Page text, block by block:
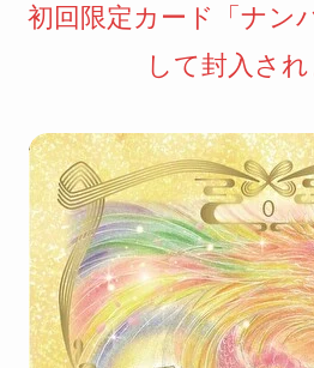
初回限定カード「ナン
して封入され